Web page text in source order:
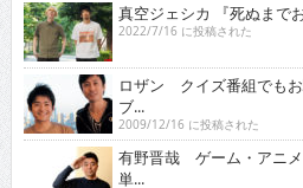
真空ジェシカ 『死ぬまで
2022/7/16 に投稿された
ロザン クイズ番組でも
ブ...
2009/12/16 に投稿された
有野晋哉 ゲーム・アニメ
単...